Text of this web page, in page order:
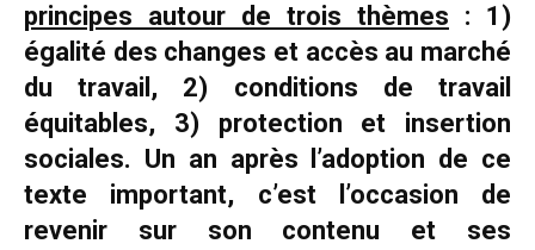
principes autour de trois thèmes : 1)
égalité des changes et accès au marché
du travail, 2) conditions de travail
équitables, 3) protection et insertion
sociales. Un an après l’adoption de ce
texte important, c’est l’occasion de
revenir sur son contenu et ses